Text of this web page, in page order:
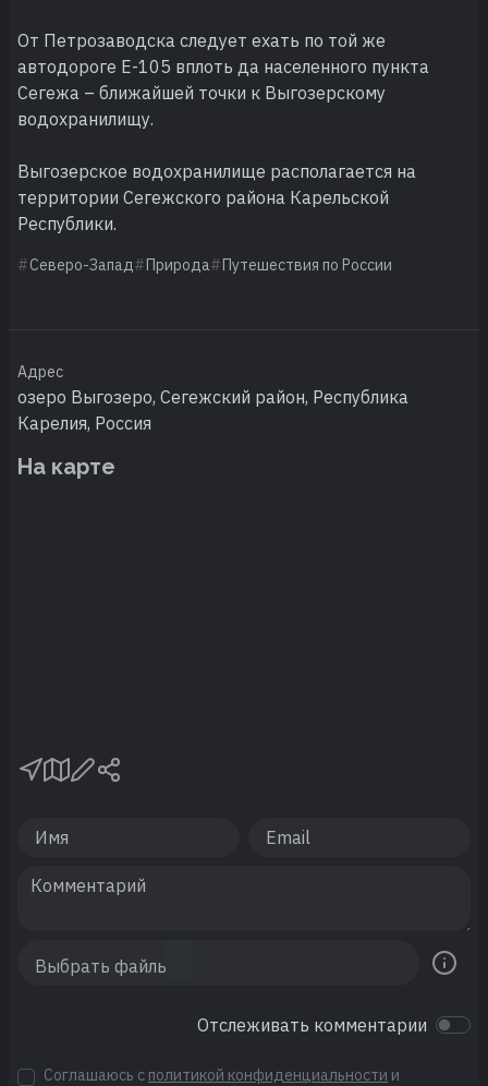
От Петрозаводска следует ехать по той же
автодороге Е-105 вплоть да населенного пункта
Сегежа – ближайшей точки к Выгозерскому
водохранилищу.
Выгозерское водохранилище располагается на
территории Сегежского района Карельской
Республики.
Северо-Запад Природа Путешествия по России
Адрес
озеро Выгозеро, Сегежский район, Республика
Карелия, Россия
На карте
Отслеживать комментарии
Соглашаюсь с политикой конфиденциальности и